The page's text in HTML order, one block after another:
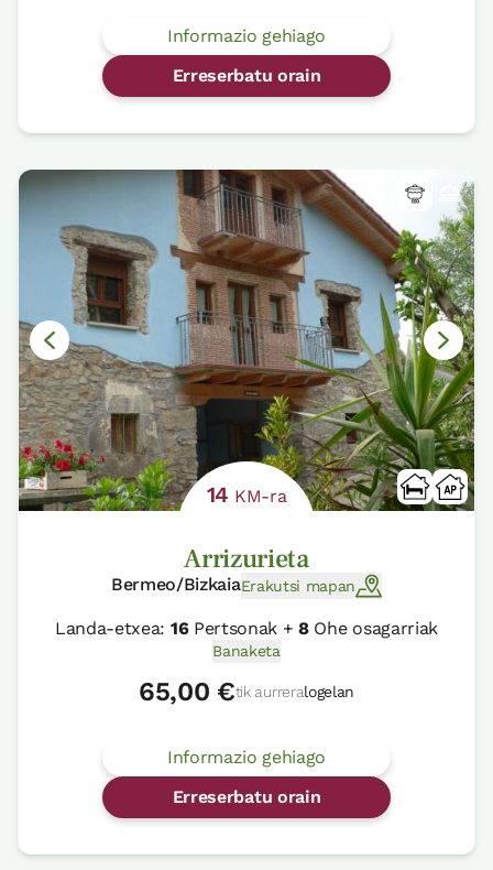
Informazio gehiago
Erreserbatu orain
14 KM-ra
Arrizurieta
Bermeo/BizkaiaErakutsi mapan
Landa-etxea: 16Pertsonak +8Ohe osagarriak
Banaketa
65,00 €tik aurreralogelan
Informazio gehiago
Erreserbatu orain